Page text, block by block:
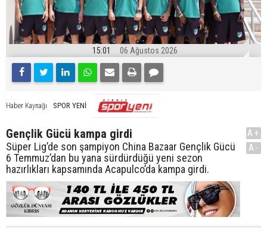
15:01 06 Ağustos 2026
Haber Kaynağı SPOR YENİ
Gençlik Gücü kampa girdi
Süper Lig’de son şampiyon China Bazaar Gençlik Gücü
6 Temmuz’dan bu yana sürdürdüğü yeni sezon
hazırlıkları kapsamında Acapulco’da kampa girdi.
A+
A-